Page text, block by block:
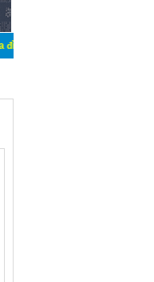
ký gửi, cho thuê thiết bị